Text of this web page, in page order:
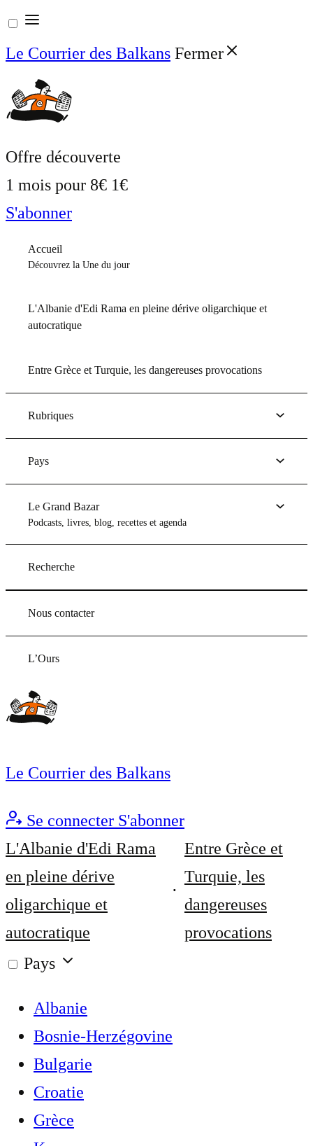
Aller
au
contenu
Le Courrier des Balkans Fermer
Offre découverte
1 mois pour 8€ 1€
S'abonner
Accueil
Découvrez la Une du jour
L'Albanie d'Edi Rama en pleine dérive oligarchique et
autocratique
Entre Grèce et Turquie, les dangereuses provocations
Rubriques
Pays
Le Grand Bazar
Podcasts, livres, blog, recettes et agenda
Recherche
Nous contacter
L’Ours
Le Courrier des Balkans
Se connecter S'abonner
L'Albanie d'Edi Rama
en pleine dérive
oligarchique et
autocratique
Entre Grèce et
Turquie, les
dangereuses
provocations
Pays
Albanie
Bosnie-Herzégovine
Bulgarie
Croatie
Grèce